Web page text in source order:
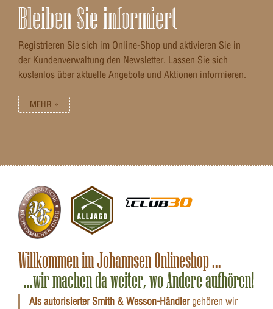
Bleiben Sie informiert
Registrieren Sie sich im Online-Shop und aktivieren Sie in
der Kundenverwaltung den Newsletter. Lassen Sie sich
kostenlos über aktuelle Angebote und Aktionen informieren.
MEHR »
Willkommen im Johannsen Onlineshop ...
...wir machen da weiter, wo Andere aufhören!
Als autorisierter Smith & Wesson-Händlergehören wir